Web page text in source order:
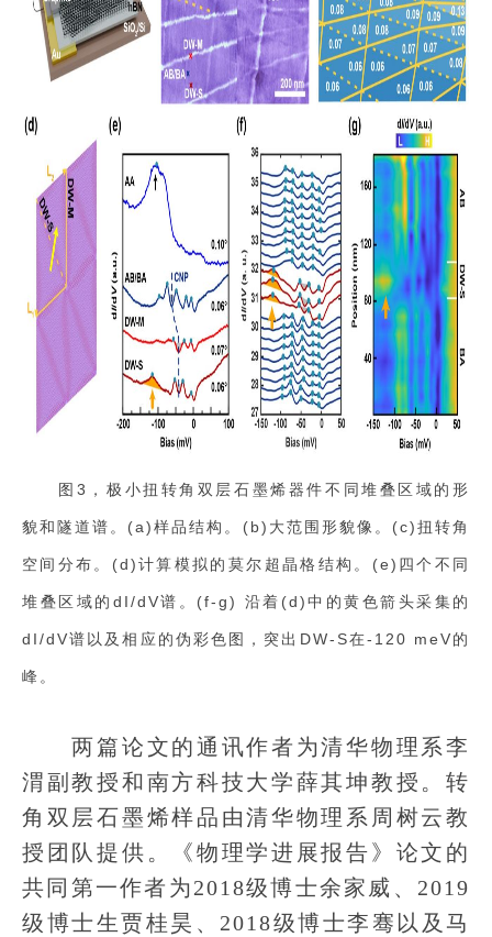
图3，极小扭转角双层石墨烯器件不同堆叠区域的形
貌和隧道谱。(a)样品结构。(b)大范围形貌像。(c)扭转角
空间分布。(d)计算模拟的莫尔超晶格结构。(e)四个不同
堆叠区域的dI/dV谱。(f-g) 沿着(d)中的黄色箭头采集的
dI/dV谱以及相应的伪彩色图，突出DW-S在-120 meV的
峰。
两篇论文的通讯作者为清华物理系李
渭副教授和南方科技大学薛其坤教授。转
角双层石墨烯样品由清华物理系周树云教
授团队提供。《物理学进展报告》论文的
共同第一作者为2018级博士余家威、2019
级博士生贾桂昊、2018级博士李骞以及马